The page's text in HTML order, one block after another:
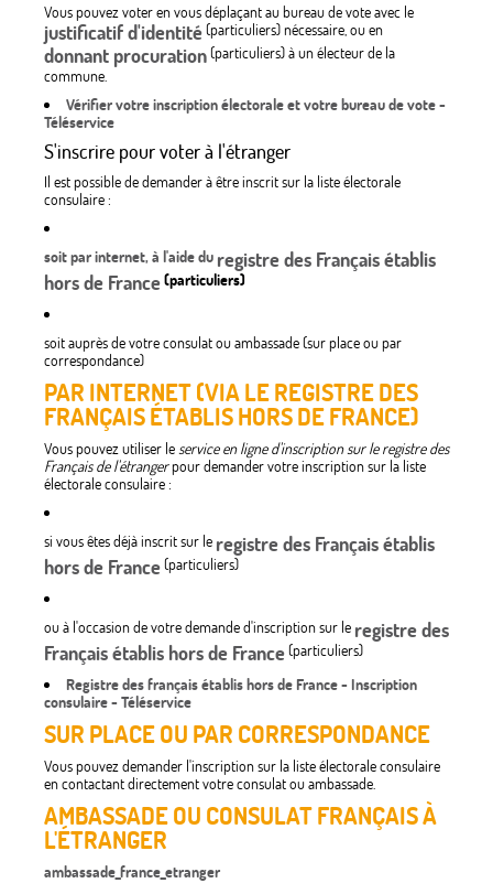
Vous pouvez voter en vous déplaçant au bureau de vote avec le
justificatif d'identité(particuliers) nécessaire, ou en
donnant procuration(particuliers) à un électeur de la
commune.
Vérifier votre inscription électorale et votre bureau de vote -
Téléservice
S'inscrire pour voter à l'étranger
Il est possible de demander à être inscrit sur la liste électorale
consulaire :
soit par internet,à l'aide du registre des Français établis
hors de France(particuliers)
soit auprès de votre consulat ou ambassade (sur place ou par
correspondance)
PAR INTERNET (VIA LE REGISTRE DES
FRANÇAIS ÉTABLIS HORS DE FRANCE)
Vous pouvez utiliser leservice en ligne d'inscription sur le registre des
Français de l'étrangerpour demander votre inscription sur la liste
électorale consulaire :
si vous êtes déjà inscrit sur le registre des Français établis
hors de France(particuliers)
ou à l'occasion de votre demande d'inscription sur le registre des
Français établis hors de France(particuliers)
Registre des français établis hors de France - Inscription
consulaire - Téléservice
SUR PLACE OU PAR CORRESPONDANCE
Vous pouvez demander l'inscription sur la liste électorale consulaire
en contactant directement votre consulat ou ambassade.
AMBASSADE OU CONSULAT FRANÇAIS À
L'ÉTRANGER
ambassade_france_etranger